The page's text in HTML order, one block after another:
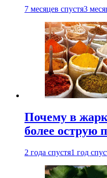
7 месяцев спустя3
Почему в
более острую
2 года спустя1 год